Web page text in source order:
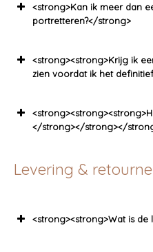
<strong>Kan ik meer dan
portretteren?</strong>
<strong><strong>Krijg ik
zien voordat ik het
</strong></strong></
Levering &
<strong><strong>Wat is